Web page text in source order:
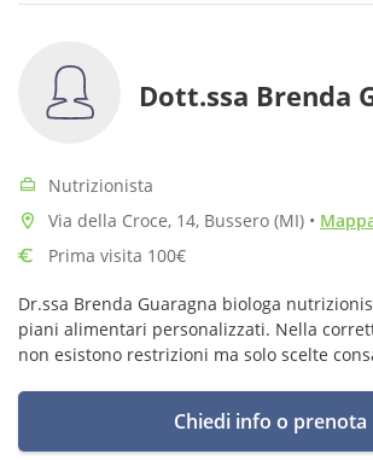
Dott.ssa Brenda
Nutrizionista
Via della Croce, 14, Bussero (MI) •
Prima visita 100€
Dr.ssa Brenda Guaragna biologa
piani alimentari personalizzati. Nella corretta alimentazione
non esistono restrizioni ma solo scelte
Chiedi info o prenota